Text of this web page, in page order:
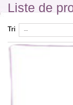
Liste de
Tri